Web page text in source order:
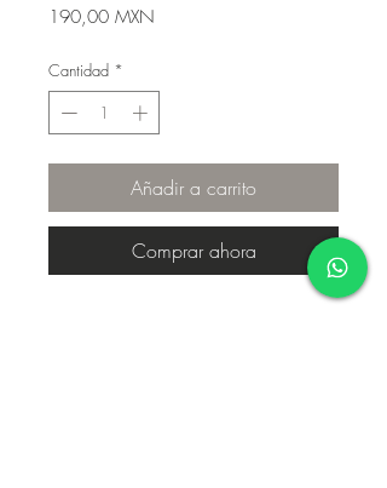
190,00 MXN
Cantidad *
Añadir a carrito
Comprar ahora